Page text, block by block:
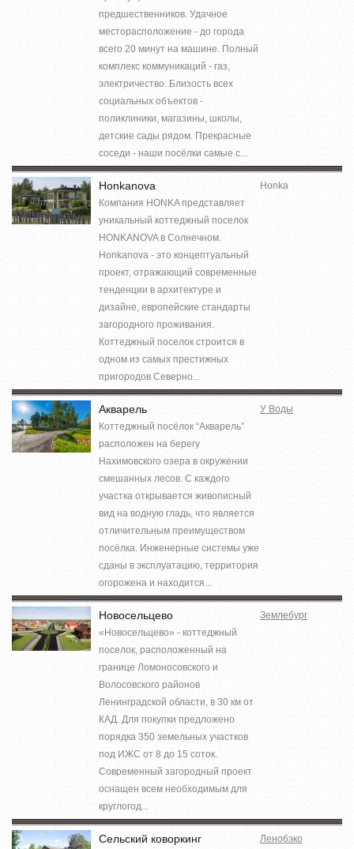
предшественников. Удачное
месторасположение - до города
всего 20 минут на машине. Полный
комплекс коммуникаций - газ,
электричество. Близость всех
социальных объектов -
поликлиники, магазины, школы,
детские сады рядом. Прекрасные
соседи - наши посёлки самые с...
Honkanova
Компания HONKA представляет
уникальный коттеджный поселок
HONKANOVA в Солнечном.
Honkanova - это концептуальный
проект, отражающий современные
тенденции в архитектуре и
дизайне, европейские стандарты
загородного проживания.
Коттеджный поселок строится в
одном из самых престижных
пригородов Северно...
Honka
Акварель
Коттеджный посёлок “Акварель”
расположен на берегу
Нахимовского озера в окружении
смешанных лесов. С каждого
участка открывается живописный
вид на водную гладь, что является
отличительным преимуществом
посёлка. Инженерные системы уже
сданы в эксплуатацию, территория
огорожена и находится...
У Воды
Новосельцево
«Новосельцево» - коттеджный
поселок, расположенный на
границе Ломоносовского и
Волосовского районов
Ленинградской области, в 30 км от
КАД. Для покупки предложено
порядка 350 земельных участков
под ИЖС от 8 до 15 соток.
Современный загородный проект
оснащен всем необходимым для
круглогод...
Землебург
Сельский коворкинг Ленобэко